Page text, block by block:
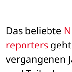
Das beliebte
reporters
vergangenen